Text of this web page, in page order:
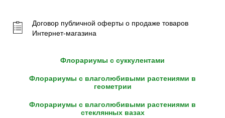
Договор публичной оферты о продаже товаров
Интернет-магазина
Флорариумы с суккулентами
Флорариумы с влаголюбивыми растениями в
геометрии
Флорариумы с влаголюбивыми растениями в
стеклянных вазах